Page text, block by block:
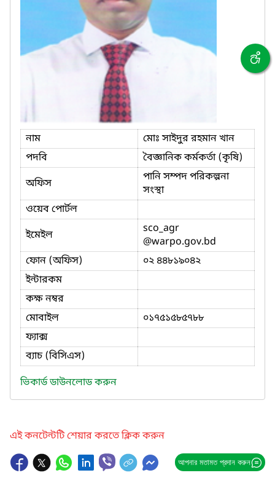
নাম
মোঃ সাইদুর রহমান খান
পদবি
বৈজ্ঞানিক কর্মকর্তা (কৃষি)
অফিস
পানি সম্পদ পরিকল্পনা
সংস্থা
ওয়েব পোর্টল
ইমেইল
sco_agr
@warpo.gov.bd
ফোন (অফিস)
০২ ৪৪৮১৯০৪২
ইন্টারকম
কক্ষ নম্বর
মোবাইল
০১৭৫১৫৮৫৭৮৮
ফ্যাক্স
ব্যাচ (বিসিএস)
ভিকার্ড ডাউনলোড করুন
এই কনটেন্টটি শেয়ার করতে ক্লিক করুন
আপনার মতামত প্রদান করুন